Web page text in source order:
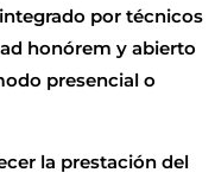
por técnicos
honórem y abierto
presencial o
la prestación del